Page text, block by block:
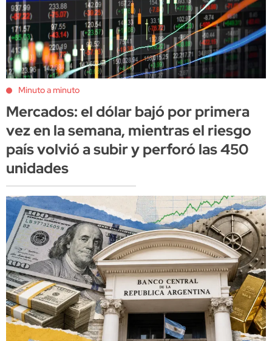
Minuto a minuto
Mercados: el dólar bajó por primera
vez en la semana, mientras el riesgo
país volvió a subir y perforó las 450
unidades